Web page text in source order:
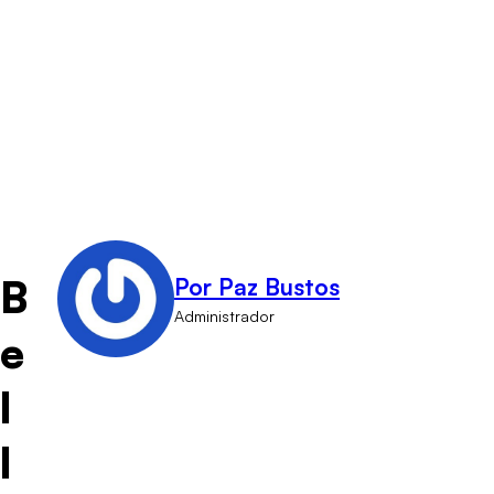
B
e
l
l
Por Paz Bustos
Administrador